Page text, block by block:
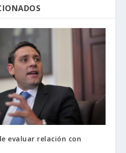
evaluar relación con